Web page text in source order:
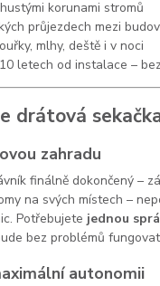
korunami stromů
průjezdech mezi
mlhy, deště i v noci
letech od instalace –
drátová
zahradu
finálně dokončený –
na svých místech –
Potřebujete jednou
bez problémů
autonomii